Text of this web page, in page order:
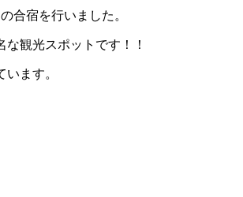
合宿を行いました。
観光スポットです！！
ます。